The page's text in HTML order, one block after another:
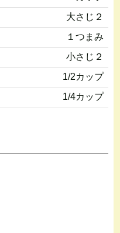
大さじ２
１つまみ
小さじ２
1/2カップ
1/4カップ